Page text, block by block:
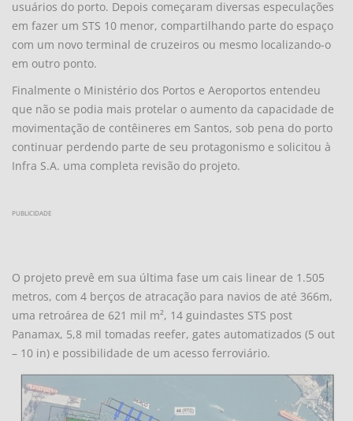
usuários do porto. Depois começaram diversas especulações
em fazer um STS 10 menor, compartilhando parte do espaço
com um novo terminal de cruzeiros ou mesmo localizando-o
em outro ponto.
Finalmente o Ministério dos Portos e Aeroportos entendeu
que não se podia mais protelar o aumento da capacidade de
movimentação de contêineres em Santos, sob pena do porto
continuar perdendo parte de seu protagonismo e solicitou à
Infra S.A. uma completa revisão do projeto.
PUBLICIDADE
O projeto prevê em sua última fase um cais linear de 1.505
metros, com 4 berços de atracação para navios de até 366m,
uma retroárea de 621 mil m², 14 guindastes STS post
Panamax, 5,8 mil tomadas reefer, gates automatizados (5 out
– 10 in) e possibilidade de um acesso ferroviário.